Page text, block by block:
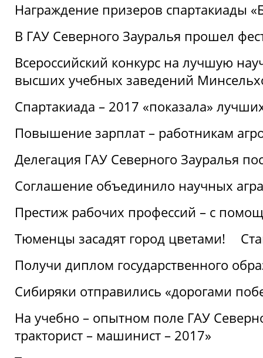
Награждение призеров спартакиады
В ГАУ Северного Зауралья прошел
Всероссийский конкурс на лучшую
высших учебных заведений
Спартакиада – 2017 «показала»
Повышение зарплат – работникам
Делегация ГАУ Северного Зауралья
Соглашение объединило научных
Престиж рабочих профессий – с
Тюменцы засадят город цветами!
Получи диплом государственного
Сибиряки отправились «дорогами
На учебно – опытном поле ГАУ
тракторист – машинист – 2017»